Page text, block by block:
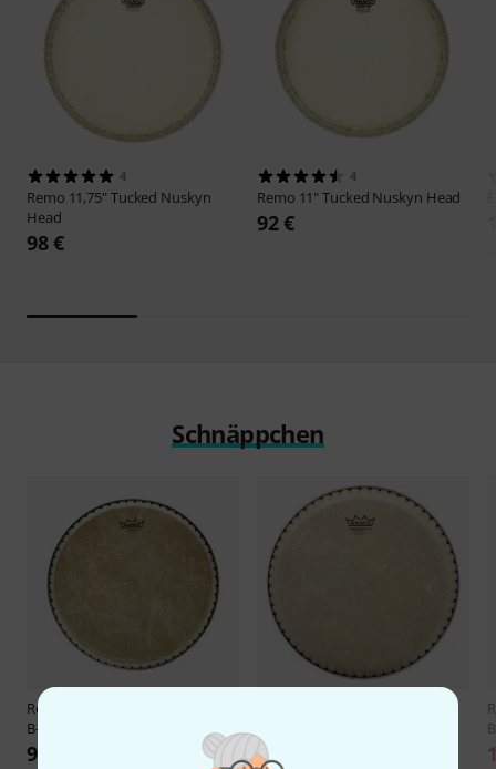
4
Remo 11,75" Tucked Nuskyn
Head
98 €
4
Remo 11" Tucked Nuskyn Head
92 €
Schnäppchen
Remo
B-Stock
95 € 105 €